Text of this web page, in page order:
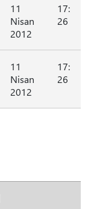
11
Nisan
2012
17:
26
11
Nisan
2012
17:
26